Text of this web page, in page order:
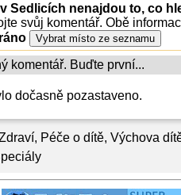
, Péče o dítě, Výchova
Sedlicích nenajdou to, co
svůj komentář. Obě
komentář. Buďte první...
dočasně pozastaveno.